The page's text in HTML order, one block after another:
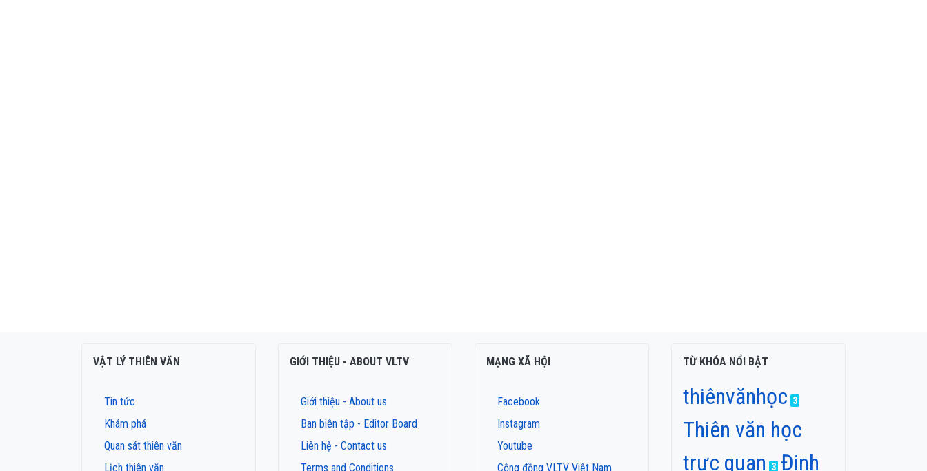
VẬT LÝ THIÊN VĂN
Tin tức
Khám phá
Quan sát thiên văn
Lịch thiên văn
GIỚI THIỆU - ABOUT VLTV
Giới thiệu - About us
Ban biên tập - Editor Board
Liên hệ - Contact us
Terms and Conditions
MẠNG XÃ HỘI
Facebook
Instagram
Youtube
Cộng đồng VLTV Việt Nam
TỪ KHÓA NỔI BẬT
thiênvănhọc 3
Thiên văn học
trực quan
3 Đinh